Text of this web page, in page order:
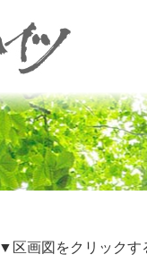
▼区画図をクリックす